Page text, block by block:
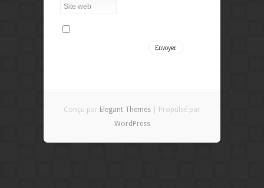
Conçu par Elegant Themes | Propulsé par
WordPress